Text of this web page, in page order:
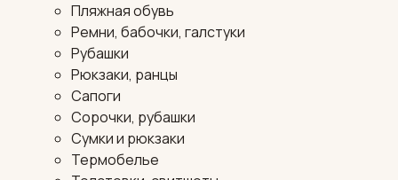
Пляжная обувь
Ремни, бабочки, галстуки
Рубашки
Рюкзаки, ранцы
Сапоги
Сорочки, рубашки
Сумки и рюкзаки
Термобелье